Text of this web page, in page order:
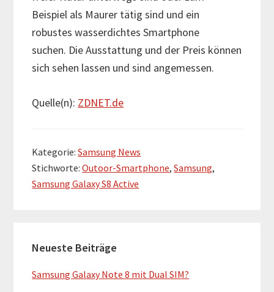
Beispiel als Maurer tätig sind und ein
robustes wasserdichtes Smartphone
suchen. Die Ausstattung und der Preis können
sich sehen lassen und sind angemessen.
Quelle(n): ZDNET.de
Kategorie:Samsung News
Stichworte:Outoor-Smartphone,Samsung,
Samsung Galaxy S8 Active
Neueste Beiträge
Samsung Galaxy Note 8 mit Dual SIM?